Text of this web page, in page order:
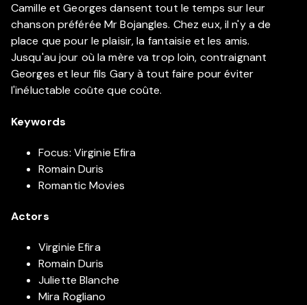
Camille et Georges dansent tout le temps sur leur
chanson préférée Mr Bojangles. Chez eux, il n'y a de
place que pour le plaisir, la fantaisie et les amis.
Jusqu'au jour où la mère va trop loin, contraignant
Georges et leur fils Gary à tout faire pour éviter
l'inéluctable coûte que coûte.
Keywords
Focus: Virginie Efira
Romain Duris
Romantic Movies
Actors
Virginie Efira
Romain Duris
Juliette Blanche
Mira Rogliano